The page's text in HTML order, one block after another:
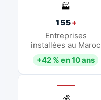
🏭
155+
Entreprises
installées au Maroc
+42 % en 10 ans